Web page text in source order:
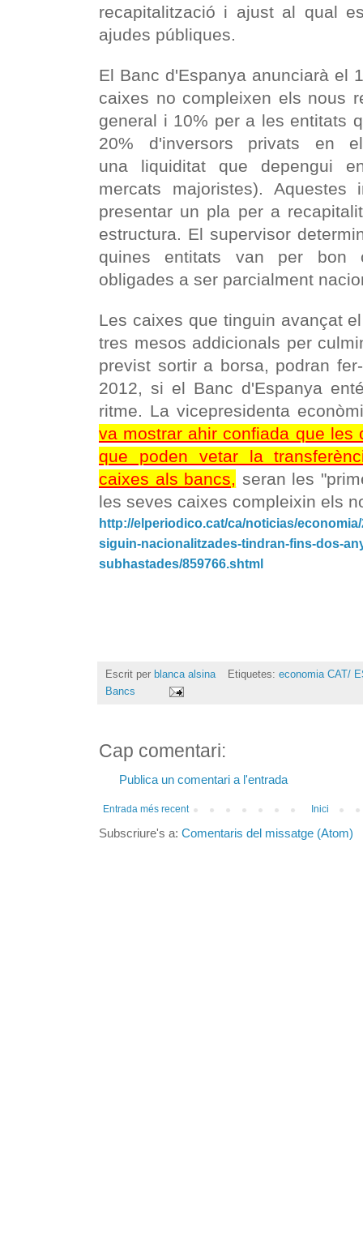
recapitalització i ajust al qual
ajudes públiques.
El Banc d'Espanya anunciarà el
caixes no compleixen els nous
general i 10% per a les entitats
20% d'inversors privats en
una liquiditat que depengui
mercats majoristes). Aquestes
presentar un pla per a
estructura. El supervisor
quines entitats van per bon
obligades a ser parcialment
Les caixes que tinguin avançat
tres mesos addicionals per
previst sortir a borsa, podran
2012, si el Banc d'Espanya
ritme. La vicepresidenta
va mostrar ahir confiada que les
que poden vetar la
caixes als bancs, seran les
les seves caixes compleixin els
http://elperiodico.cat/ca/noticias/
siguin-nacionalitzades-tindran-fins-dos-
subhastades/859766.shtml
Escrit per blanca alsina Etiquetes: economia CAT/
Bancs
Cap comentari:
Publica un comentari a l'entrada
Entrada més recent Inici
Subscriure's a: Comentaris del missatge (Atom)